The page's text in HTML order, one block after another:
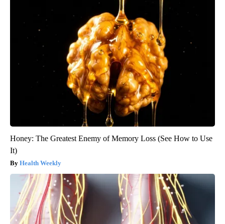
Honey: The Greatest Enemy of Memory Loss (See How to Use
It)
Health Weekly